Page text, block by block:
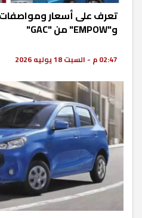
و"EMPOW" من "GAC"
02:47 م - السبت 18 يوليه 2026